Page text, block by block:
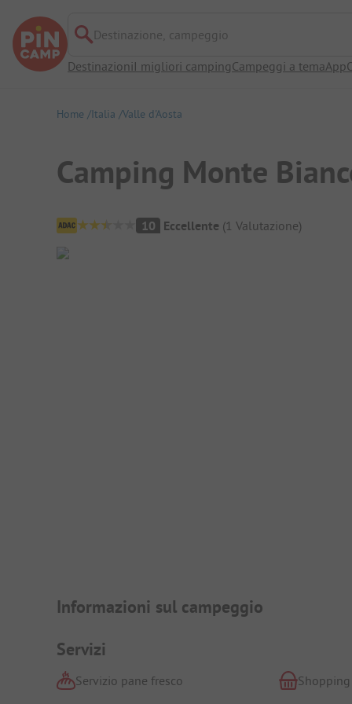
Destinazione, campeggio
DestinazioniI migliori campingCampeggi a temaApp
Home Italia Valle d'Aosta
Camping Monte
Panoramica del campeggio
10 Eccellente (1 Valutazione)
Presentazione del
Informazioni sul campeggio
Servizi
Servizio pane fresco Shopping